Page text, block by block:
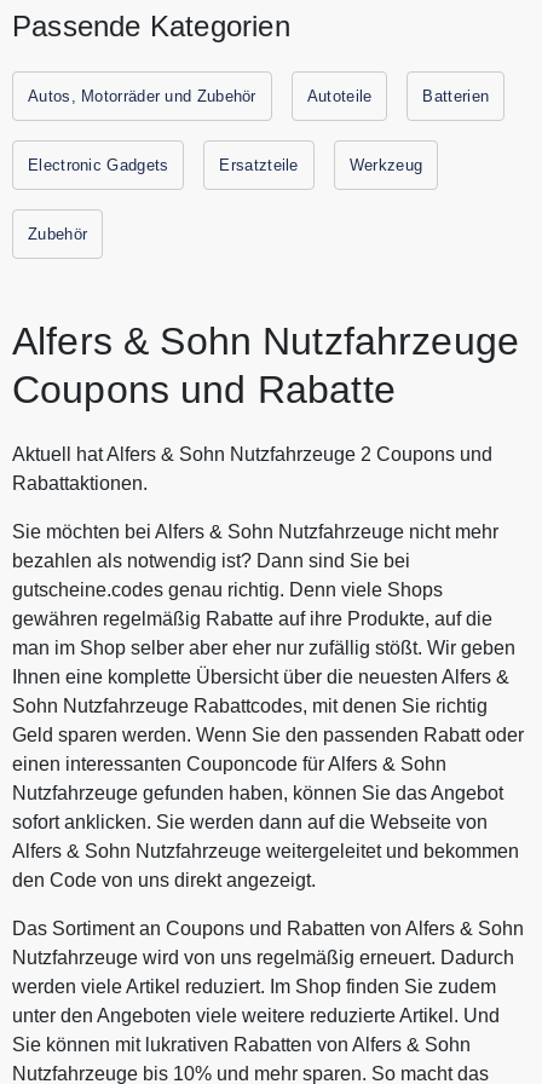
genau richtig. Freuen Sie sich auf eine persönliche und
Nutzfahrzeuge hinaus. Bei Alfers & Sohn Nutzfahrzeuge
finden Sie Spezialfahrzeuge, LKW und Stromerzeuger
sowie Zubehör und Ersatzteile. Sparen Sie jetzt durch
Gutscheine.codes mit den aktuellen Gutscheinen und
Rabattaktionen von Alfers & Sohn Nutzfahrzeuge.
Passende Kategorien
Autos, Motorräder und Zubehör Autoteile Batterien
Electronic Gadgets Ersatzteile Werkzeug
Zubehör
Alfers & Sohn Nutzfahrzeuge
Coupons und Rabatte
Aktuell hat Alfers & Sohn Nutzfahrzeuge 2 Coupons und
Rabattaktionen.
Sie möchten bei Alfers & Sohn Nutzfahrzeuge nicht mehr
bezahlen als notwendig ist? Dann sind Sie bei
gutscheine.codes genau richtig. Denn viele Shops
gewähren regelmäßig Rabatte auf ihre Produkte, auf die
man im Shop selber aber eher nur zufällig stößt. Wir geben
Ihnen eine komplette Übersicht über die neuesten Alfers &
Sohn Nutzfahrzeuge Rabattcodes, mit denen Sie richtig
Geld sparen werden. Wenn Sie den passenden Rabatt oder
einen interessanten Couponcode für Alfers & Sohn
Nutzfahrzeuge gefunden haben, können Sie das Angebot
sofort anklicken. Sie werden dann auf die Webseite von
Alfers & Sohn Nutzfahrzeuge weitergeleitet und bekommen
den Code von uns direkt angezeigt.
Das Sortiment an Coupons und Rabatten von Alfers & Sohn
Nutzfahrzeuge wird von uns regelmäßig erneuert. Dadurch
werden viele Artikel reduziert. Im Shop finden Sie zudem
unter den Angeboten viele weitere reduzierte Artikel. Und
Sie können mit lukrativen Rabatten von Alfers & Sohn
Nutzfahrzeuge bis 10% und mehr sparen. So macht das